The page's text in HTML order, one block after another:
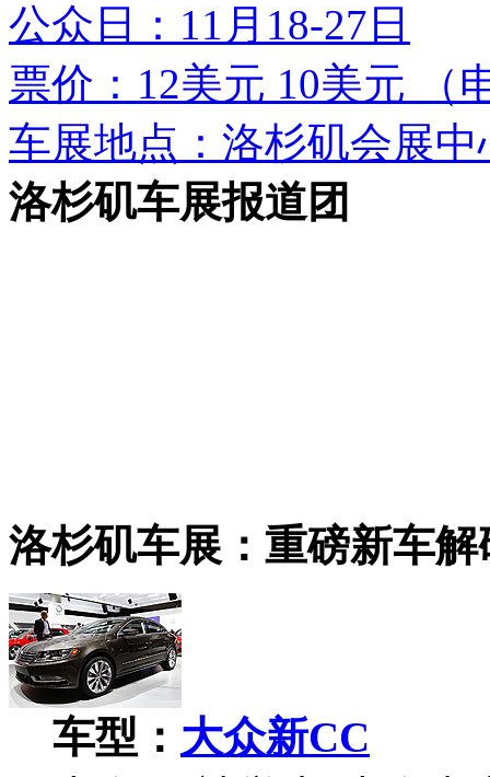
公众日：11月18-27日
票价：12美元 10美元 （
车展地点：洛杉矶会展中
洛杉矶车展报道团
洛杉矶车展：重磅新车解
车型： 大众新CC